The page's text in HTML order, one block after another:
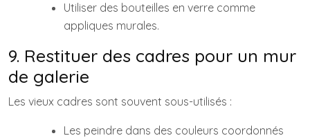
Utiliser des bouteilles en verre comme
appliques murales.
9. Restituer des cadres pour un mur
de galerie
Les vieux cadres sont souvent sous-utilisés :
Les peindre dans des couleurs coordonnés